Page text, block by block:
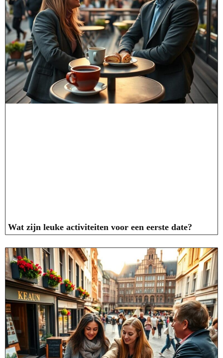
Wat zijn leuke activiteiten voor een eerste date?